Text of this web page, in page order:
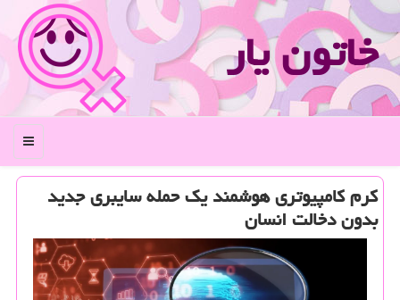
خاتون یار
منو
کرم کامپیوتری هوشمند یک حمله سایبری جدید
بدون دخالت انسان